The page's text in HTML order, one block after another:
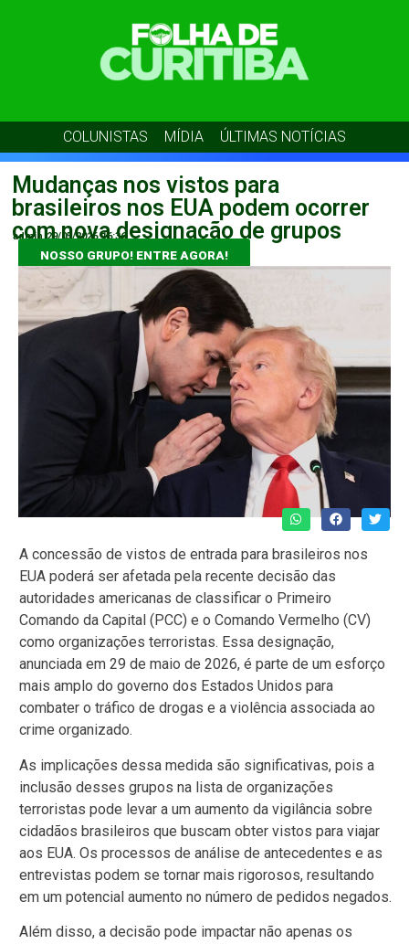
COLUNISTAS MÍDIA ÚLTIMAS NOTÍCIAS
Mudanças nos vistos para
brasileiros nos EUA podem ocorrer
com nova designação de grupos
admin 29/05/2026 16:36
NOSSO GRUPO! ENTRE AGORA!
A concessão de vistos de entrada para brasileiros nos
EUA poderá ser afetada pela recente decisão das
autoridades americanas de classificar o Primeiro
Comando da Capital (PCC) e o Comando Vermelho (CV)
como organizações terroristas. Essa designação,
anunciada em 29 de maio de 2026, é parte de um esforço
mais amplo do governo dos Estados Unidos para
combater o tráfico de drogas e a violência associada ao
crime organizado.
As implicações dessa medida são significativas, pois a
inclusão desses grupos na lista de organizações
terroristas pode levar a um aumento da vigilância sobre
cidadãos brasileiros que buscam obter vistos para viajar
aos EUA. Os processos de análise de antecedentes e as
entrevistas podem se tornar mais rigorosos, resultando
em um potencial aumento no número de pedidos negados.
Além disso, a decisão pode impactar não apenas os